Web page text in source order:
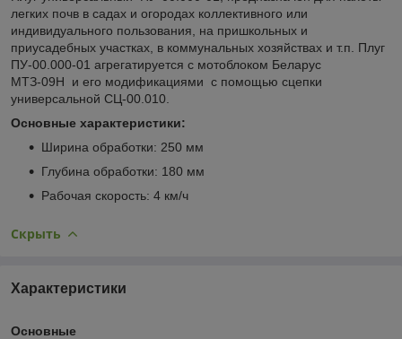
легких почв в садах и огородах коллективного или
индивидуального пользования, на пришкольных и
приусадебных участках, в коммунальных хозяйствах и т.п. Плуг
ПУ-00.000-01 агрегатируется с мотоблоком Беларус
МТЗ-09Н и его модификациями с помощью сцепки
универсальной СЦ-00.010.
Основные характеристики:
Ширина обработки: 250 мм
Глубина обработки: 180 мм
Рабочая скорость: 4 км/ч
Скрыть
Характеристики
Основные